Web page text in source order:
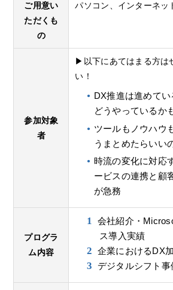
ご用意い
ただくも
の
パソコン、インターネッ
参加対象
者
▶以下にあてはまる方は
い！
DX推進は進めて
どうやっているか
ツールもノウハウ
うまとめたらいい
時流の変化に対応
ービスの連携と顧
が急務
プログラ
ム内容
会社紹介・
ス導入実績
企業におけるDX
デジタルシフト事